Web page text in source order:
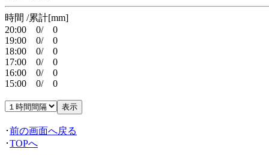
時間 /累計[mm]
20:00 0/ 0
19:00 0/ 0
18:00 0/ 0
17:00 0/ 0
16:00 0/ 0
15:00 0/ 0
･前の画面へ戻る
･TOPへ